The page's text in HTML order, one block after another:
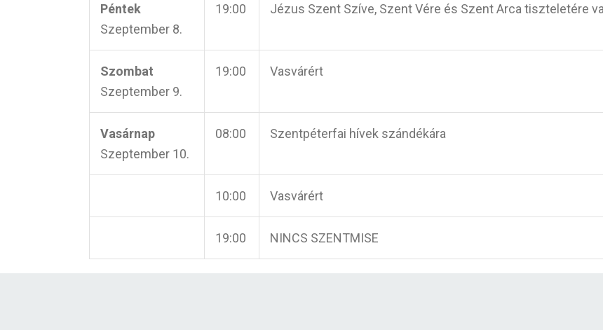
Péntek
Szeptember 8.
19:00 Jézus Szent Szíve, Szent Vére és Szent Arca tiszteletére
Szombat
Szeptember 9.
19:00 Vasvárért
Vasárnap
Szeptember 10.
08:00 Szentpéterfai hívek szándékára
10:00 Vasvárért
19:00 NINCS SZENTMISE